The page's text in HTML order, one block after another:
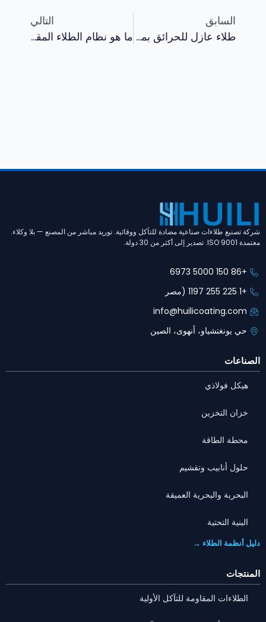
السابق
طلاء عازل للحرائق بمسحوق التخثر للصلب: دليل التصنيف 60/90/120 دقيقة
التالي
ما هو نظام الطلاء المقاوم للصدى ولماذا يهم
شركة تصنيع طلاءات صناعية مضادة للتآكل ووقائية. توريد مباشر من المصنع — بلا وكلاء.
معتمدة ISO 9001. تصدير إلى أكثر من 30 دولة.
+86 150 5000 6973
+1 225 255 1197 (مصر
info@huilicoating.com
حي يونغتشياو، أنهوى، الصين
الصناعات
هيكل فولاذي
خزان التخزين
محطة الطاقة
حلول أنابيب وتقشيم
البحرية والبحرية العميقة
البنية التحتية
دليل أنظمة الطلاء →
المنتجات
الطلاءات المقاومة للتآكل الأولية